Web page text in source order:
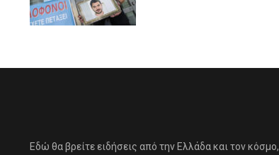
Εδώ θα βρείτε ειδήσεις από την Ελλάδα και τον κόσμο,